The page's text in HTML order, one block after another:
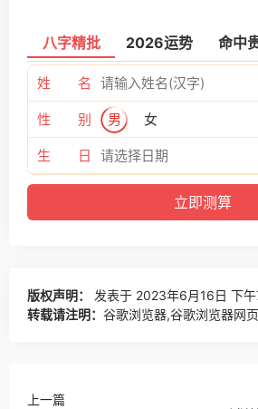
八字精批 2026运势 命中
姓 名
性 别 男 女
生 日
版权声明：
发表于 2023年6月16日 下午
转载请注明： 谷歌浏览器,谷歌浏览器网页
上一篇